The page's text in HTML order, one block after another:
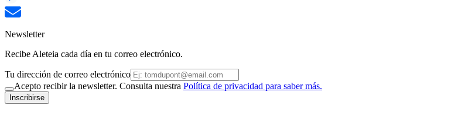
Newsletter
Recibe Aleteia cada día en tu correo electrónico.
Tu dirección de correo electrónico
Acepto recibir la newsletter. Consulta nuestra Política de privacidad para saber más.
Inscribirse